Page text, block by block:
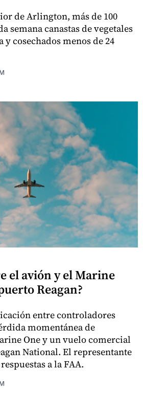
de Arlington, más de 100
semana canastas de vegetales
cosechados menos de 24
el avión y el Marine
Reagan?
entre controladores
momentánea de
One y un vuelo comercial
National. El representante
a la FAA.